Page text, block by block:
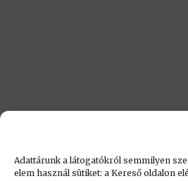
Adattárunk a látogatókról semmilyen
elem használ sütiket: a Kereső oldalon